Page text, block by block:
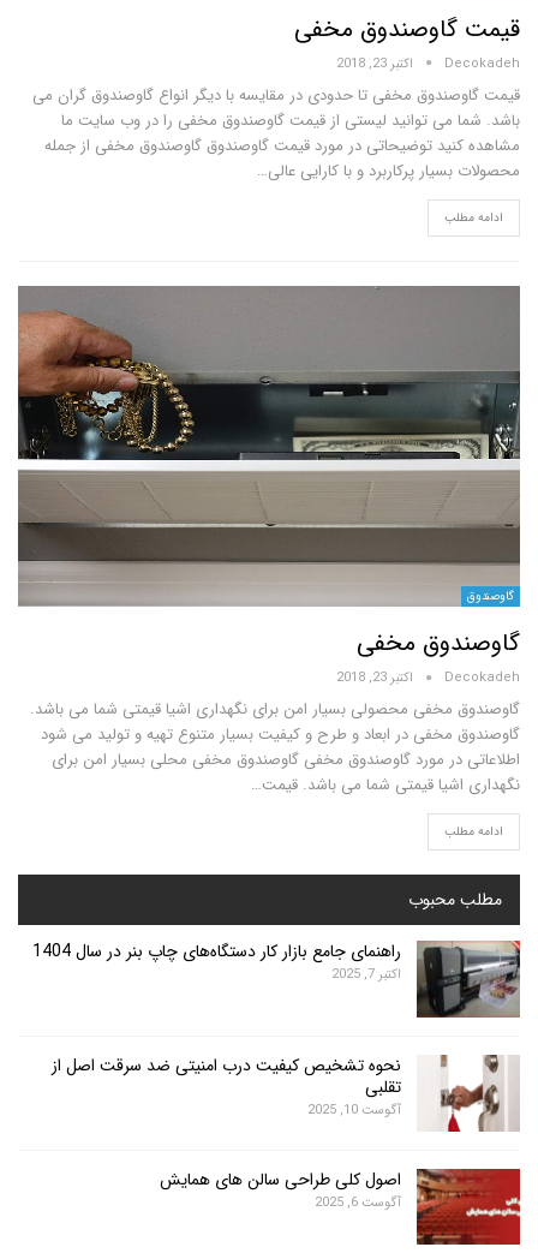
مخفی
اکتبر 23, 2018
مخفی تا حدودی در مقایسه با دیگر انواع گاوصندوق گران می
می توانید لیستی از قیمت گاوصندوق مخفی را در وب سایت ما
توضیحاتی در مورد قیمت گاوصندوق گاوصندوق مخفی از جمله
پرکاربرد و با کارایی عالی…
مخفی
اکتبر 23, 2018
مخفی محصولی بسیار امن برای نگهداری اشیا قیمتی شما می باشد.
مخفی در ابعاد و طرح و کیفیت بسیار متنوع تهیه و تولید می شود
در مورد گاوصندوق مخفی گاوصندوق مخفی محلی بسیار امن برای
قیمتی شما می باشد. قیمت…
راهنمای جامع بازار کار دستگاه‌های چاپ بنر در سال 1404
اکتبر 7, 2025
نحوه تشخیص کیفیت درب امنیتی ضد سرقت اصل از
تقلبی
آگوست 10, 2025
اصول کلی طراحی سالن های همایش
آگوست 6, 2025